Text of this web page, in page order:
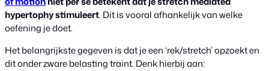
hypertophy stimuleert. Dit is vooral afhankelijk van welke
oefening je doet.
Het belangrijkste gegeven is dat je een ‘rek/stretch’ opzoekt en
dit onder zware belasting traint. Denk hierbij aan: